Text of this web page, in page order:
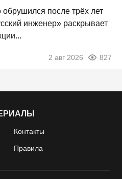
обрушился после трёх лет
инженер» раскрывает
2 авг 2026 827
Контакты
Правила